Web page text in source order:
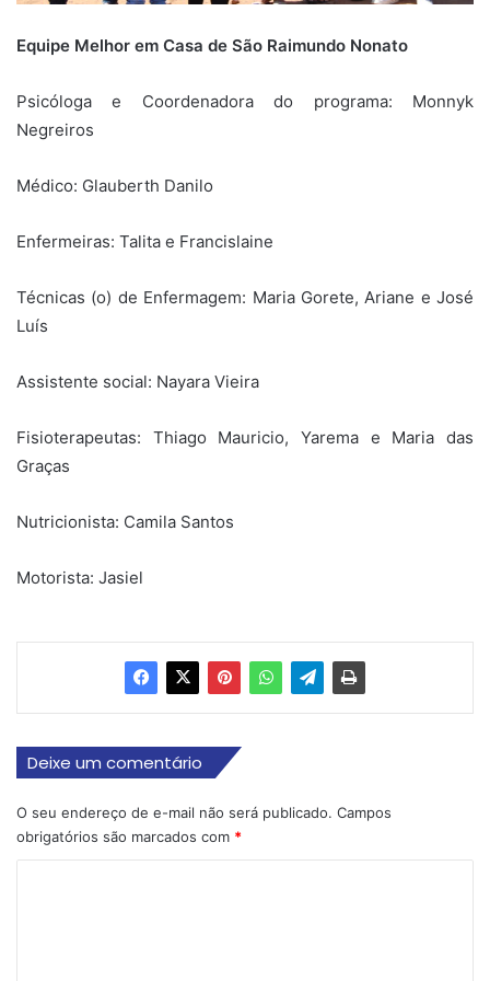
Equipe Melhor em Casa de São Raimundo Nonato
Psicóloga e Coordenadora do programa: Monnyk
Negreiros
Médico: Glauberth Danilo
Enfermeiras: Talita e Francislaine
Técnicas (o) de Enfermagem: Maria Gorete, Ariane e José
Luís
Assistente social: Nayara Vieira
Fisioterapeutas: Thiago Mauricio, Yarema e Maria das
Graças
Nutricionista: Camila Santos
Motorista: Jasiel
Deixe um comentário
O seu endereço de e-mail não será publicado. Campos
obrigatórios são marcados com *